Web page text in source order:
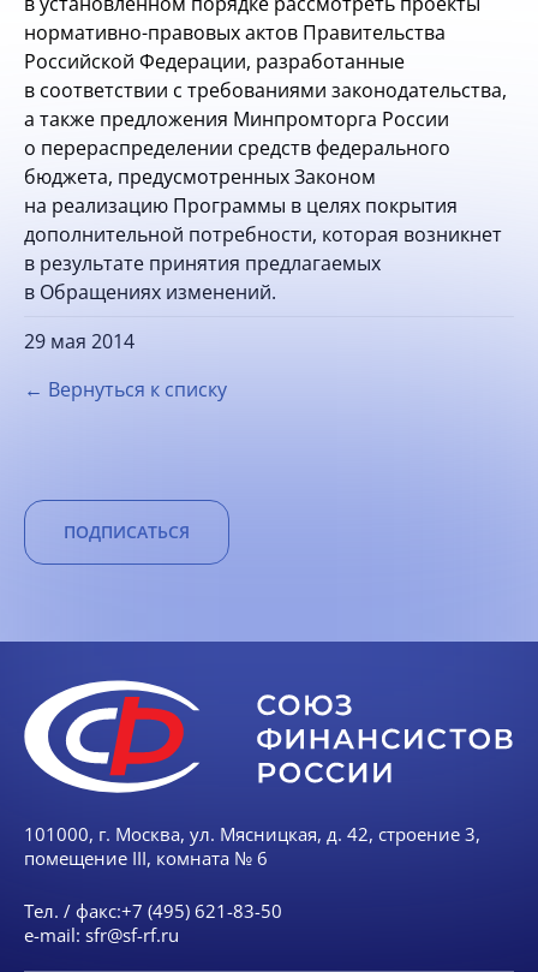
нормативно-правовых актов Правительства
Российской Федерации, разработанные
в соответствии с требованиями законодательства,
а также предложения Минпромторга России
о перераспределении средств федерального
бюджета, предусмотренных Законом
на реализацию Программы в целях покрытия
дополнительной потребности, которая возникнет
в результате принятия предлагаемых
в Обращениях изменений.
29 мая 2014
← Вернуться к списку
ПОДПИСАТЬСЯ
101000, г. Москва, ул. Мясницкая, д. 42, строение 3,
помещение III, комната № 6
Тел. / факс:+7 (495) 621-83-50
e-mail: sfr@sf-rf.ru